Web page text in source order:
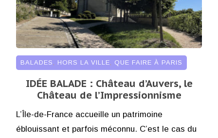
BALADES HORS LA VILLE QUE FAIRE À PARIS
IDÉE BALADE : Château d’Auvers, le
Château de l’Impressionnisme
L’Île-de-France accueille un patrimoine
éblouissant et parfois méconnu. C’est le cas du